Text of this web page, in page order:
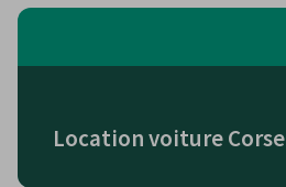
Location voiture Corse